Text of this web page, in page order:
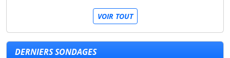
VOIR TOUT
DERNIERS SONDAGES